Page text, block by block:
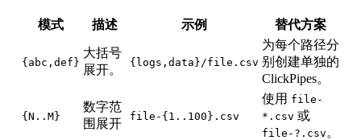
模式 描述 示例 替代方案
{abc,def}
大括号
展开。
{logs,data}/file.csv
为每个路径分
别创建单独的
ClickPipes。
{N..M}
数字范
围展开
file-{1..100}.csv
使用 file-
*.csv 或
file-?.csv 。